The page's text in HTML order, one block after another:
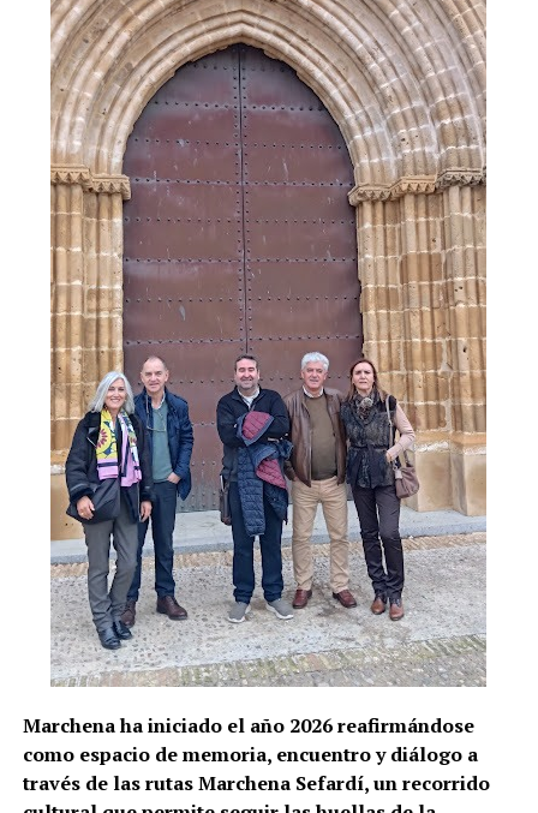
Marchena ha iniciado el año 2026 reafirmándose
como espacio de memoria, encuentro y diálogo a
través de las rutas Marchena Sefardí, un recorrido